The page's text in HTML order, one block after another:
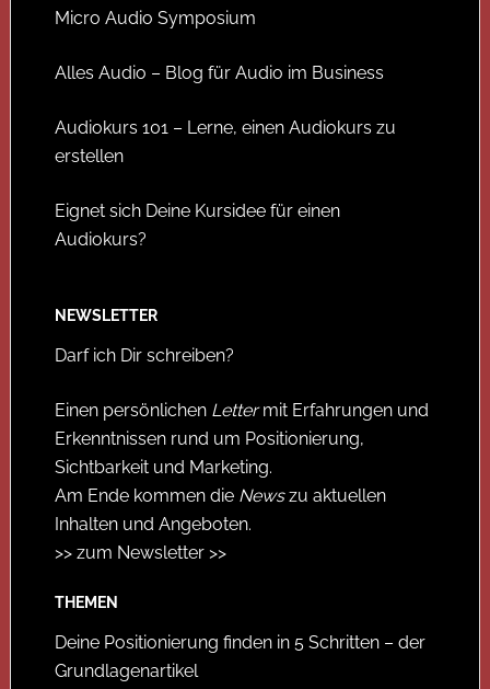
Micro Audio Symposium
Alles Audio – Blog für Audio im Business
Audiokurs 101 – Lerne, einen Audiokurs zu
erstellen
Eignet sich Deine Kursidee für einen
Audiokurs?
NEWSLETTER
Darf ich Dir schreiben?
Einen persönlichen Lettermit Erfahrungen und
Erkenntnissen rund um Positionierung,
Sichtbarkeit und Marketing.
Am Ende kommen die Newszu aktuellen
Inhalten und Angeboten.
>> zum Newsletter >>
THEMEN
Deine Positionierung finden in 5 Schritten – der
Grundlagenartikel